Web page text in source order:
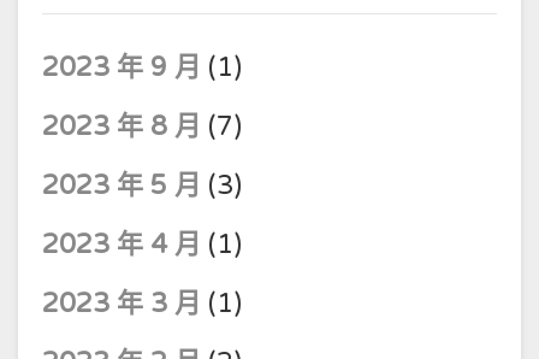
2023 年 9 月 (1)
2023 年 8 月 (7)
2023 年 5 月 (3)
2023 年 4 月 (1)
2023 年 3 月 (1)